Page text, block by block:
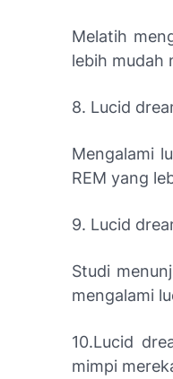
Melatih
lebih mudah
8. Lucid
Mengalami
REM yang
9. Lucid
Studi
mengalami
10.Lucid
mimpi